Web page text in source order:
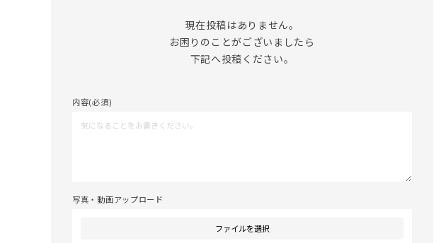
現在投稿はありません。
お困りのことがございましたら
下記へ投稿ください。
内容(必須)
写真・動画アップロード
ファイルを選択